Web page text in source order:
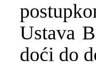
Ustava
doći do